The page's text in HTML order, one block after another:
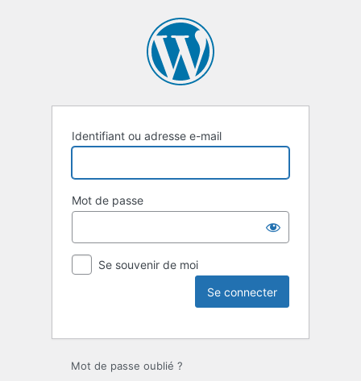
Identifiant ou adresse e-mail
Mot de passe
Se souvenir de moi
Mot de passe oublié ?